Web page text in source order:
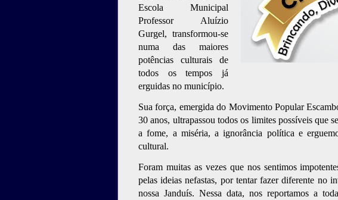
Escola Municipal
Professor Aluízio
Gurgel, transformou-se
numa das maiores
potências culturais de
todos os tempos já
erguidas no município.
Sua força, emergida do Movimento Popular
30 anos, ultrapassou todos os limites possíveis que
a fome, a miséria, a ignorância política e
cultural.
Foram muitas as vezes que nos sentimos
pelas ideias nefastas, por tentar fazer diferente no
nossa Janduís. Nessa data, nos reportamos a